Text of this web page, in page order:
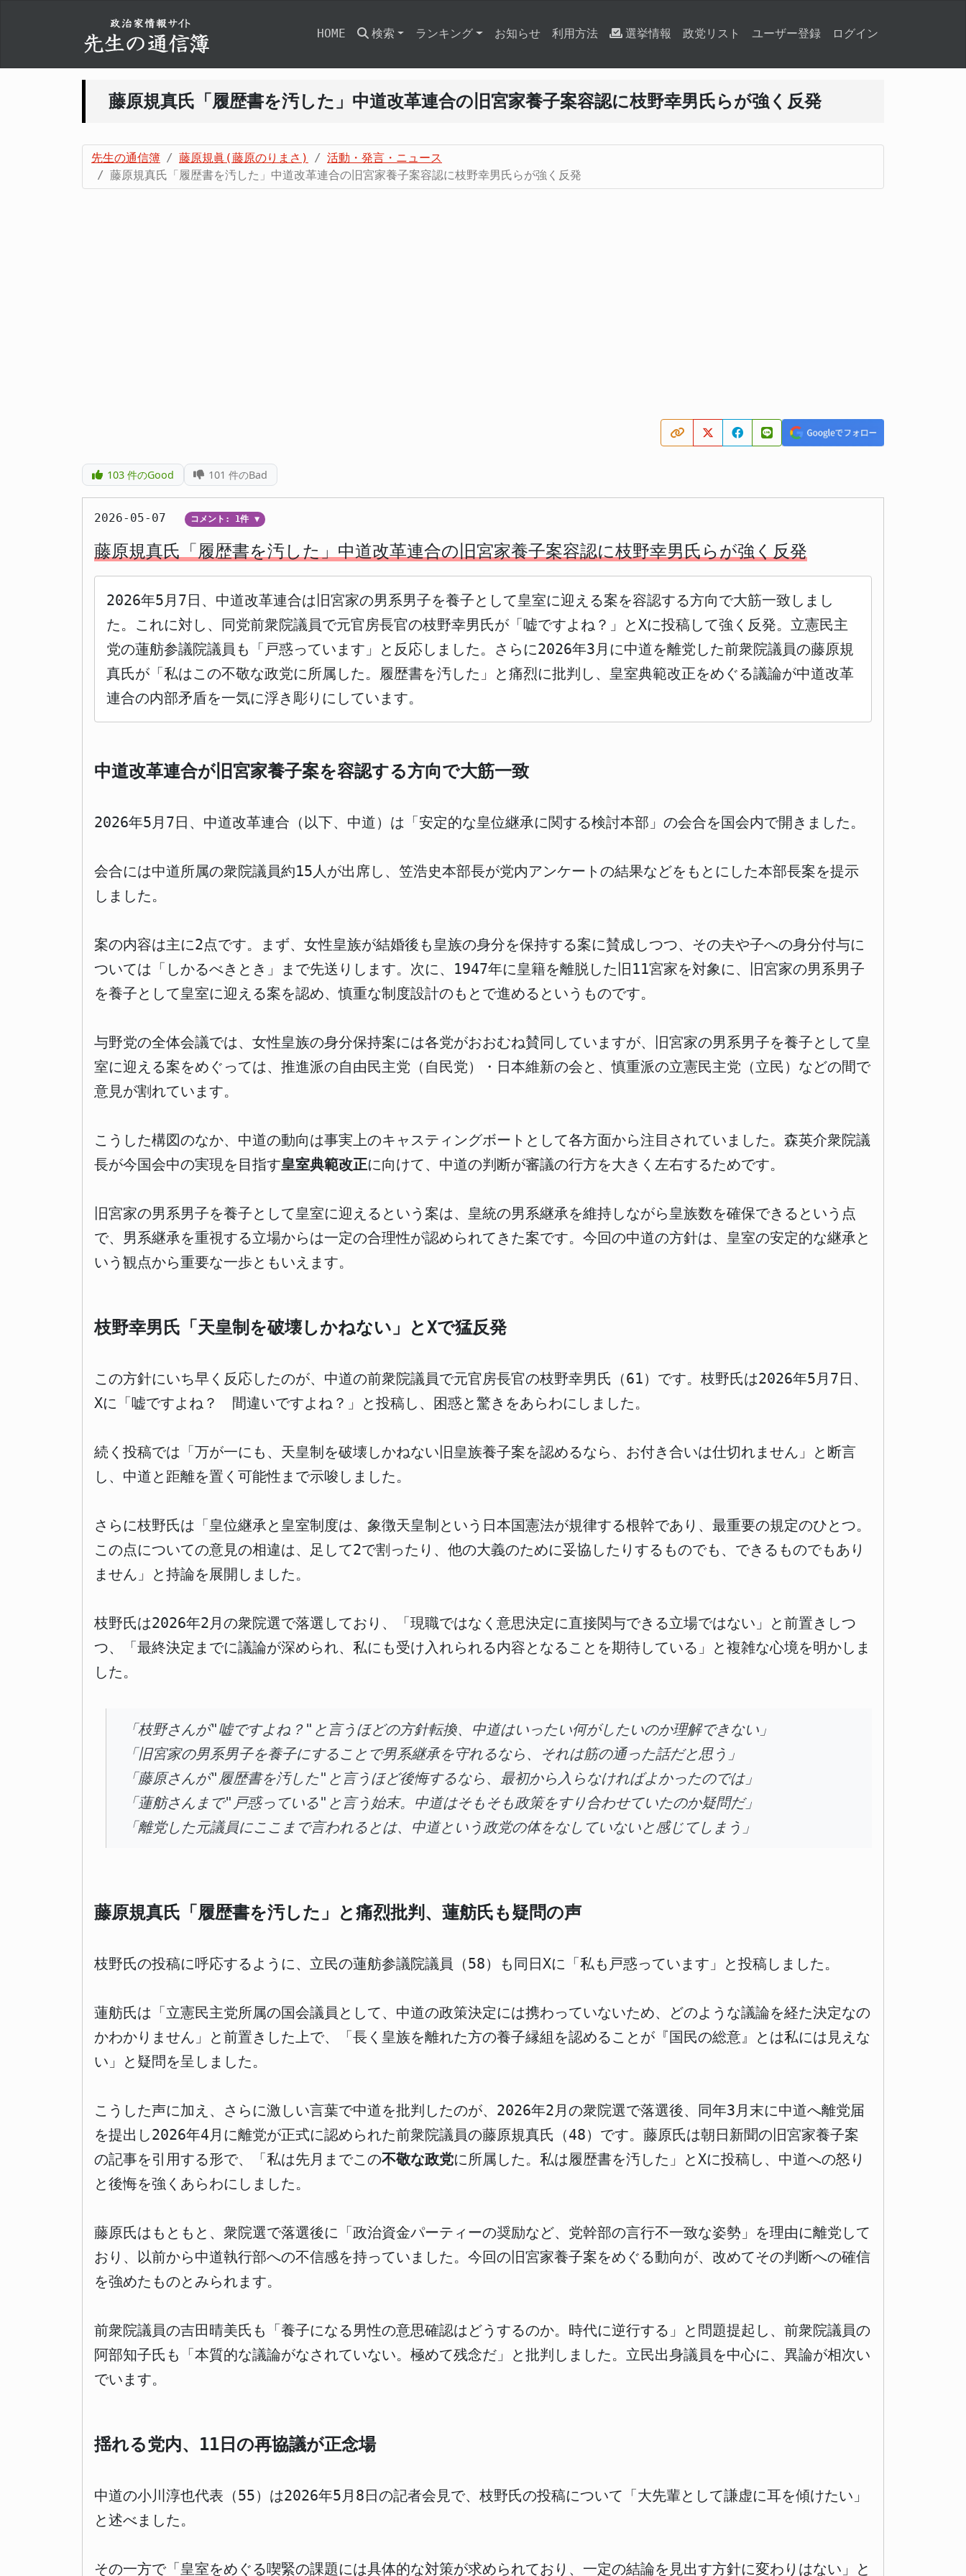
HOME 検索 ランキング お知らせ 利用方法 選挙情報 政党リスト ユーザー登録 ログイン
藤原規真氏「履歴書を汚した」中道改革連合の旧宮家養子案容認に枝野幸男氏らが強く反発
先生の通信簿 藤原規眞(藤原のりまさ)
活動・発言・ニュース
藤原規真氏「履歴書を汚した」中道改革連合の旧宮家養子案容認に枝野幸男氏らが強く反発
103件のGood 101 件のBad
2026-05-07 コメント: 1件 ▼
藤原規真氏「履歴書を汚した」中道改革連合の旧宮家養子案容認に枝野幸男氏らが強く反発
2026年5月7日、中道改革連合は旧宮家の男系男子を養子として皇室に迎える案を容認する方向で大筋一致しまし
た。これに対し、同党前衆院議員で元官房長官の枝野幸男氏が「嘘ですよね？」とXに投稿して強く反発。立憲民主
党の蓮舫参議院議員も「戸惑っています」と反応しました。さらに2026年3月に中道を離党した前衆院議員の藤原規
真氏が「私はこの不敬な政党に所属した。履歴書を汚した」と痛烈に批判し、皇室典範改正をめぐる議論が中道改革
連合の内部矛盾を一気に浮き彫りにしています。
中道改革連合が旧宮家養子案を容認する方向で大筋一致
2026年5月7日、中道改革連合（以下、中道）は「安定的な皇位継承に関する検討本部」の会合を国会内で開きました。
会合には中道所属の衆院議員約15人が出席し、笠浩史本部長が党内アンケートの結果などをもとにした本部長案を提示
しました。
案の内容は主に2点です。まず、女性皇族が結婚後も皇族の身分を保持する案に賛成しつつ、その夫や子への身分付与に
ついては「しかるべきとき」まで先送りします。次に、1947年に皇籍を離脱した旧11宮家を対象に、旧宮家の男系男子
を養子として皇室に迎える案を認め、慎重な制度設計のもとで進めるというものです。
与野党の全体会議では、女性皇族の身分保持案には各党がおおむね賛同していますが、旧宮家の男系男子を養子として皇
室に迎える案をめぐっては、推進派の自由民主党（自民党）・日本維新の会と、慎重派の立憲民主党（立民）などの間で
意見が割れています。
こうした構図のなか、中道の動向は事実上のキャスティングボートとして各方面から注目されていました。森英介衆院議
長が今国会中の実現を目指す皇室典範改正に向けて、中道の判断が審議の行方を大きく左右するためです。
旧宮家の男系男子を養子として皇室に迎えるという案は、皇統の男系継承を維持しながら皇族数を確保できるという点
で、男系継承を重視する立場からは一定の合理性が認められてきた案です。今回の中道の方針は、皇室の安定的な継承と
いう観点から重要な一歩ともいえます。
枝野幸男氏「天皇制を破壊しかねない」とXで猛反発
この方針にいち早く反応したのが、中道の前衆院議員で元官房長官の枝野幸男氏（61）です。枝野氏は2026年5月7日、
Xに「嘘ですよね？ 間違いですよね？」と投稿し、困惑と驚きをあらわにしました。
続く投稿では「万が一にも、天皇制を破壊しかねない旧皇族養子案を認めるなら、お付き合いは仕切れません」と断言
し、中道と距離を置く可能性まで示唆しました。
さらに枝野氏は「皇位継承と皇室制度は、象徴天皇制という日本国憲法が規律する根幹であり、最重要の規定のひとつ。
この点についての意見の相違は、足して2で割ったり、他の大義のために妥協したりするものでも、できるものでもあり
ません」と持論を展開しました。
枝野氏は2026年2月の衆院選で落選しており、「現職ではなく意思決定に直接関与できる立場ではない」と前置きしつ
つ、「最終決定までに議論が深められ、私にも受け入れられる内容となることを期待している」と複雑な心境を明かしま
した。
「枝野さんが"嘘ですよね？"と言うほどの方針転換、中道はいったい何がしたいのか理解できない」
「旧宮家の男系男子を養子にすることで男系継承を守れるなら、それは筋の通った話だと思う」
「藤原さんが"履歴書を汚した"と言うほど後悔するなら、最初から入らなければよかったのでは」
「蓮舫さんまで"戸惑っている"と言う始末。中道はそもそも政策をすり合わせていたのか疑問だ」
「離党した元議員にここまで言われるとは、中道という政党の体をなしていないと感じてしまう」
藤原規真氏「履歴書を汚した」と痛烈批判、蓮舫氏も疑問の声
枝野氏の投稿に呼応するように、立民の蓮舫参議院議員（58）も同日Xに「私も戸惑っています」と投稿しました。
蓮舫氏は「立憲民主党所属の国会議員として、中道の政策決定には携わっていないため、どのような議論を経た決定なの
かわかりません」と前置きした上で、「長く皇族を離れた方の養子縁組を認めることが『国民の総意』とは私には見えな
い」と疑問を呈しました。
こうした声に加え、さらに激しい言葉で中道を批判したのが、2026年2月の衆院選で落選後、同年3月末に中道へ離党届
を提出し2026年4月に離党が正式に認められた前衆院議員の藤原規真氏（48）です。藤原氏は朝日新聞の旧宮家養子案
の記事を引用する形で、「私は先月までこの不敬な政党に所属した。私は履歴書を汚した」とXに投稿し、中道への怒り
と後悔を強くあらわにしました。
藤原氏はもともと、衆院選で落選後に「政治資金パーティーの奨励など、党幹部の言行不一致な姿勢」を理由に離党して
おり、以前から中道執行部への不信感を持っていました。今回の旧宮家養子案をめぐる動向が、改めてその判断への確信
を強めたものとみられます。
前衆院議員の吉田晴美氏も「養子になる男性の意思確認はどうするのか。時代に逆行する」と問題提起し、前衆院議員の
阿部知子氏も「本質的な議論がなされていない。極めて残念だ」と批判しました。立民出身議員を中心に、異論が相次い
でいます。
揺れる党内、11日の再協議が正念場
中道の小川淳也代表（55）は2026年5月8日の記者会見で、枝野氏の投稿について「大先輩として謙虚に耳を傾けたい」
と述べました。
その一方で「皇室をめぐる喫緊の課題には具体的な対策が求められており、一定の結論を見出す方針に変わりはない」と